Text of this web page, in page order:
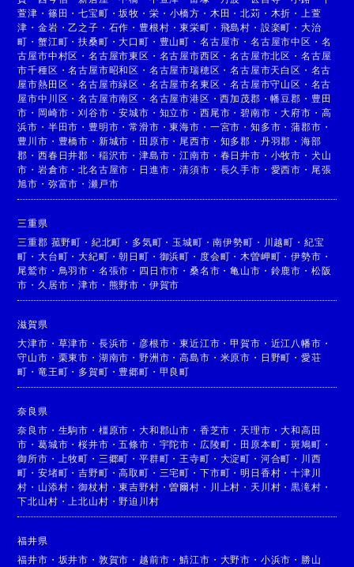
萱津 ・ 篠田 ・七宝町 ・坂牧 ・ 栄 ・ 小橋方 ・ 木田 ・北苅 ・ 木折 ・
上萱
津 ・金岩 ・乙之子 ・ 石作 ・ 豊根村 ・東栄町 ・ 飛島村 ・ 設楽町 ・ 大治
町 ・蟹江町 ・扶桑町 ・大口町 ・ 豊山町 ・ 名古屋市 ・ 名古屋市中区 ・ 名
古屋市中村区 ・名古屋市東区 ・ 名古屋市西区 ・名古屋市北区 ・ 名古屋
市千種区 ・名古屋市昭和区 ・ 名古屋市瑞穂区 ・名古屋市天白区 ・ 名古
屋市熱田区 ・名古屋市緑区 ・ 名古屋市名東区 ・名古屋市守山区 ・ 名古
屋市中川区 ・名古屋市南区 ・ 名古屋市港区 ・西加茂郡 ・幡豆郡 ・ 豊田
市 ・ 岡崎市 ・刈谷市 ・安城市 ・ 知立市 ・ 西尾市 ・碧南市 ・大府市 ・ 高
浜市 ・ 半田市 ・ 豊明市 ・常滑市 ・東海市 ・ 一宮市 ・ 知多市 ・蒲郡市 ・
豊川市 ・ 豊橋市 ・ 新城市 ・ 田原市 ・ 尾西市 ・ 知多郡 ・ 丹羽郡 ・ 海部
郡 ・西春日井郡 ・ 稲沢市 ・津島市 ・江南市 ・ 春日井市 ・ 小牧市 ・ 犬山
市 ・岩倉市 ・北名古屋市 ・ 日進市 ・清須市 ・ 長久手市 ・ 愛西市 ・ 尾張
旭市 ・ 弥富市 ・瀬戸市
三重県
三重郡 菰野町 ・ 紀北町 ・ 多気町 ・ 玉城町 ・南伊勢町 ・ 川越町 ・ 紀宝
町 ・大台町 ・大紀町 ・朝日町 ・ 御浜町 ・ 度会町 ・ 木曽岬町 ・伊勢市 ・
尾鷲市 ・ 鳥羽市 ・ 名張市 ・ 四日市市 ・桑名市 ・亀山市 ・ 鈴鹿市 ・ 松阪
市 ・ 久居市 ・津市 ・ 熊野市 ・ 伊賀市
滋賀県
大津市 ・ 草津市 ・ 長浜市 ・ 彦根市 ・東近江市 ・甲賀市 ・ 近江八幡市 ・
守山市 ・ 栗東市 ・ 湖南市 ・野洲市 ・高島市 ・ 米原市 ・ 日野町 ・ 愛荘
町 ・竜王町 ・ 多賀町 ・ 豊郷町 ・ 甲良町
奈良県
奈良市 ・ 生駒市 ・ 橿原市 ・大和郡山市 ・ 香芝市 ・ 天理市 ・大和高田
市 ・葛城市 ・桜井市 ・五條市 ・ 宇陀市 ・ 広陵町 ・ 田原本町 ・斑鳩町 ・
御所市 ・ 上牧町 ・ 三郷町 ・平群町 ・ 王寺町 ・ 大淀町 ・ 河合町 ・ 川西
町 ・安堵町 ・吉野町 ・高取町 ・ 三宅町 ・ 下市町 ・明日香村 ・十津川
村 ・ 山添村 ・御杖村 ・東吉野村 ・曽爾村 ・ 川上村 ・ 天川村 ・黒滝村 ・
下北山村 ・ 上北山村 ・野迫川村
福井県
福井市 ・ 坂井市 ・ 敦賀市 ・ 越前市 ・鯖江市 ・ 大野市 ・ 小浜市 ・ 勝山